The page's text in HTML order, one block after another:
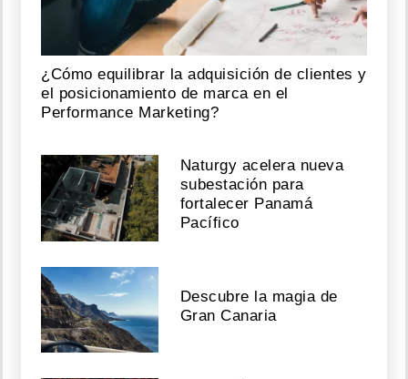
¿Cómo equilibrar la adquisición de clientes y
el posicionamiento de marca en el
Performance Marketing?
Naturgy acelera nueva
subestación para
fortalecer Panamá
Pacífico
Descubre la magia de
Gran Canaria